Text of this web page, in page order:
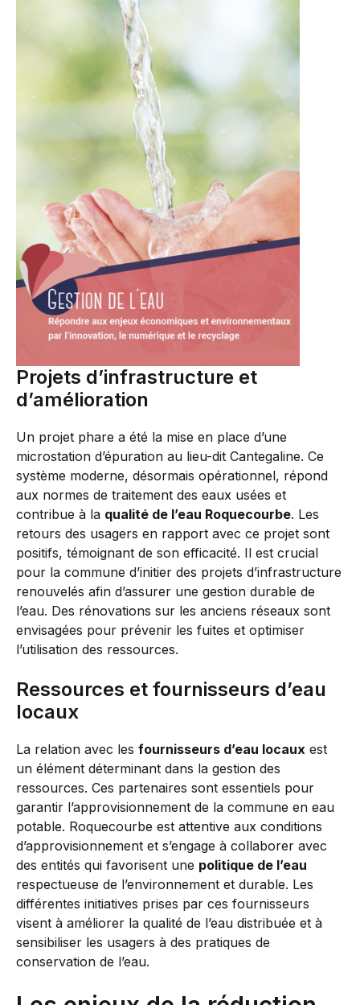
Projets d’infrastructure et
d’amélioration
Un projet phare a été la mise en place d’une
microstation d’épuration au lieu-dit Cantegaline. Ce
système moderne, désormais opérationnel, répond
aux normes de traitement des eaux usées et
contribue à la qualité de l’eau Roquecourbe. Les
retours des usagers en rapport avec ce projet sont
positifs, témoignant de son efficacité. Il est crucial
pour la commune d’initier des projets d’infrastructure
renouvelés afin d’assurer une gestion durable de
l’eau. Des rénovations sur les anciens réseaux sont
envisagées pour prévenir les fuites et optimiser
l’utilisation des ressources.
Ressources et fournisseurs d’eau
locaux
La relation avec les fournisseurs d’eau locaux est
un élément déterminant dans la gestion des
ressources. Ces partenaires sont essentiels pour
garantir l’approvisionnement de la commune en eau
potable. Roquecourbe est attentive aux conditions
d’approvisionnement et s’engage à collaborer avec
des entités qui favorisent une politique de l’eau
respectueuse de l’environnement et durable. Les
différentes initiatives prises par ces fournisseurs
visent à améliorer la qualité de l’eau distribuée et à
sensibiliser les usagers à des pratiques de
conservation de l’eau.